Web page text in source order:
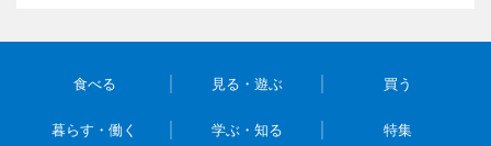
食べる 見る・遊ぶ 買う
暮らす・働く 学ぶ・知る 特集